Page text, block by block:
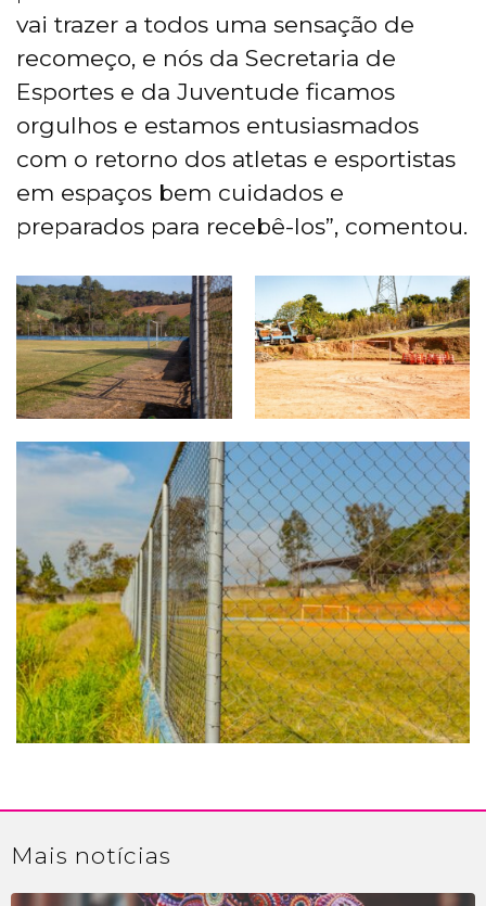
vai trazer a todos uma sensação de
recomeço, e nós da Secretaria de
Esportes e da Juventude ficamos
orgulhos e estamos entusiasmados
com o retorno dos atletas e esportistas
em espaços bem cuidados e
preparados para recebê-los”, comentou.
Mais notícias